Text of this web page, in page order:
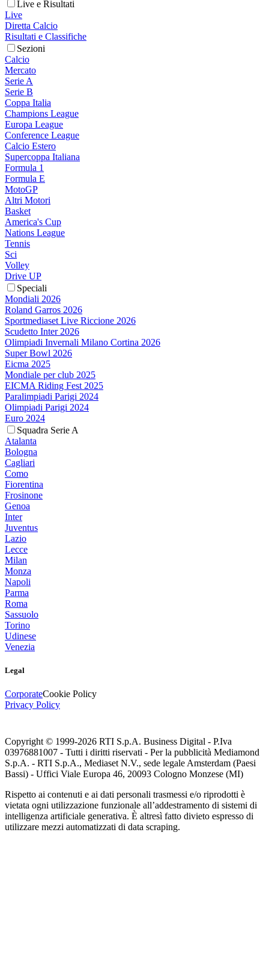
Live e Risultati
Live
Diretta Calcio
Risultati e Classifiche
Sezioni
Calcio
Mercato
Serie A
Serie B
Coppa Italia
Champions League
Europa League
Conference League
Calcio Estero
Supercoppa Italiana
Formula 1
Formula E
MotoGP
Altri Motori
Basket
America's Cup
Nations League
Tennis
Sci
Volley
Drive UP
Speciali
Mondiali 2026
Roland Garros 2026
Sportmediaset Live Riccione 2026
Scudetto Inter 2026
Olimpiadi Invernali Milano Cortina 2026
Super Bowl 2026
Eicma 2025
Mondiale per club 2025
EICMA Riding Fest 2025
Paralimpiadi Parigi 2024
Olimpiadi Parigi 2024
Euro 2024
Squadra Serie A
Atalanta
Bologna
Cagliari
Como
Fiorentina
Frosinone
Genoa
Inter
Juventus
Lazio
Lecce
Milan
Monza
Napoli
Parma
Roma
Sassuolo
Torino
Udinese
Venezia
Legal
CorporateCookie Policy
Privacy Policy
Copyright © 1999-2026 RTI S.p.A. Business Digital - P.Iva
03976881007 - Tutti i diritti riservati - Per la pubblicità Mediamond
S.p.A. - RTI S.p.A., Mediaset N.V., sede legale Amsterdam (Paesi
Bassi) - Uffici Viale Europa 46, 20093 Cologno Monzese (MI)
Rispetto ai contenuti e ai dati personali trasmessi e/o riprodotti è
vietata ogni utilizzazione funzionale all’addestramento di sistemi di
intelligenza artificiale generativa. È altresì fatto divieto espresso di
utilizzare mezzi automatizzati di data scraping.